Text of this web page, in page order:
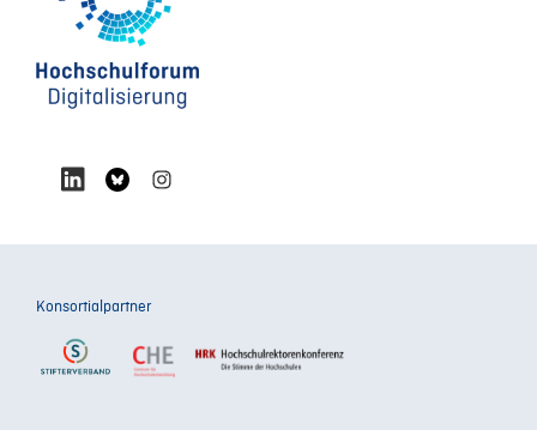
Konsortialpartner